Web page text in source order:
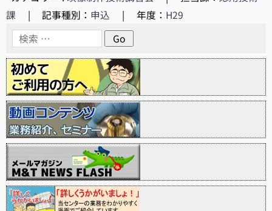
課
| 記事種別： 申込 | 年度： H29